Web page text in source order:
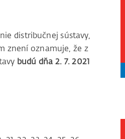
distribučnej sústavy,
znení oznamuje, že z
budú dňa 2. 7. 2021